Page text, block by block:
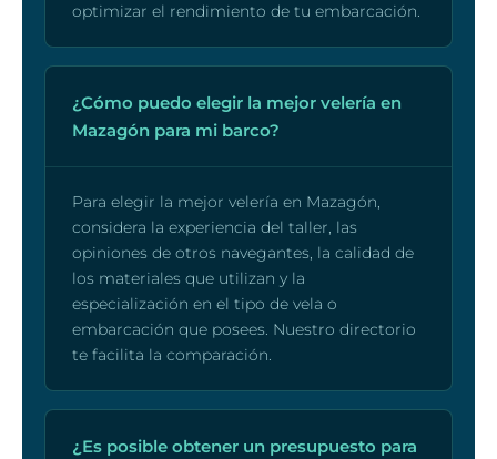
optimizar el rendimiento de tu embarcación.
¿Cómo puedo elegir la mejor velería en
Mazagón para mi barco?
Para elegir la mejor velería en Mazagón,
considera la experiencia del taller, las
opiniones de otros navegantes, la calidad de
los materiales que utilizan y la
especialización en el tipo de vela o
embarcación que posees. Nuestro directorio
te facilita la comparación.
¿Es posible obtener un presupuesto para